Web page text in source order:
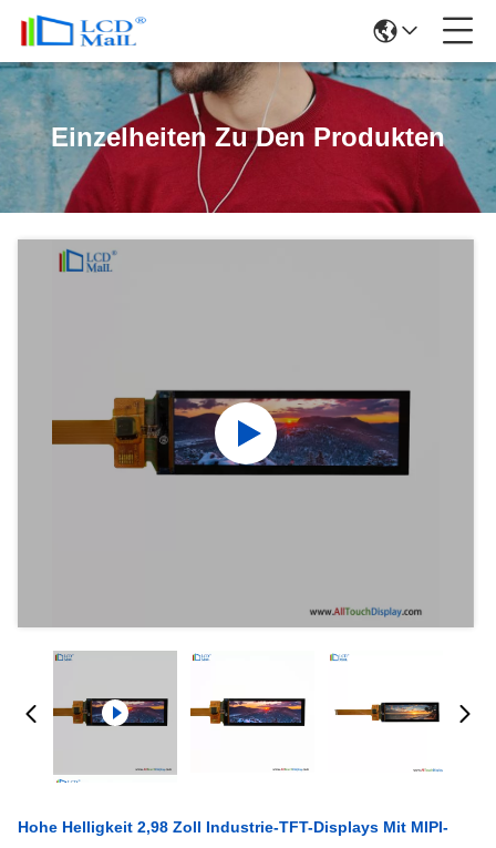
Einzelheiten Zu Den Produkten
Hohe Helligkeit 2,98 Zoll Industrie-TFT-Displays Mit MIPI-